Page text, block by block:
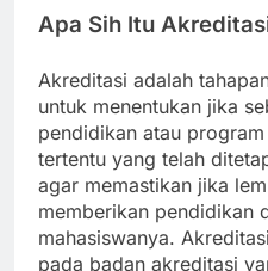
Apa Sih Itu
Akreditasi adalah
untuk menentukan jika
pendidikan atau
tertentu yang telah
agar memastikan jika
memberikan pendidikan
mahasiswanya.
pada badan akreditasi